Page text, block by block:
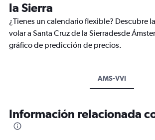
la Sierra
¿Tienes un calendario flexible? Descubre
volar a Santa Cruz de la Sierradesde
gráfico de predicción de precios.
AMS-VVI
Información relacionada